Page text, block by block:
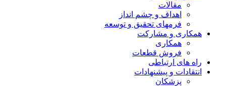
مقالات
اهداف و چشم انداز
فرمهای تحقیق و توسعه
همکاری و مشارکت
همکاری
فروش قطعات
راه های ارتباطی
انتقادات و پيشنهادات
پزشكان